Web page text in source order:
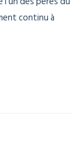
continu à